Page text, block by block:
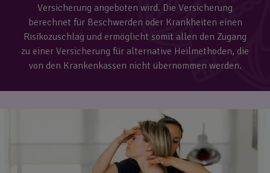
Versicherung angeboten wird. Die Versicherung
berechnet für Beschwerden oder Krankheiten einen
Risikozuschlag und ermöglicht somit allen den Zugang
zu einer Versicherung für alternative Heilmethoden, die
von den Krankenkassen nicht übernommen werden.